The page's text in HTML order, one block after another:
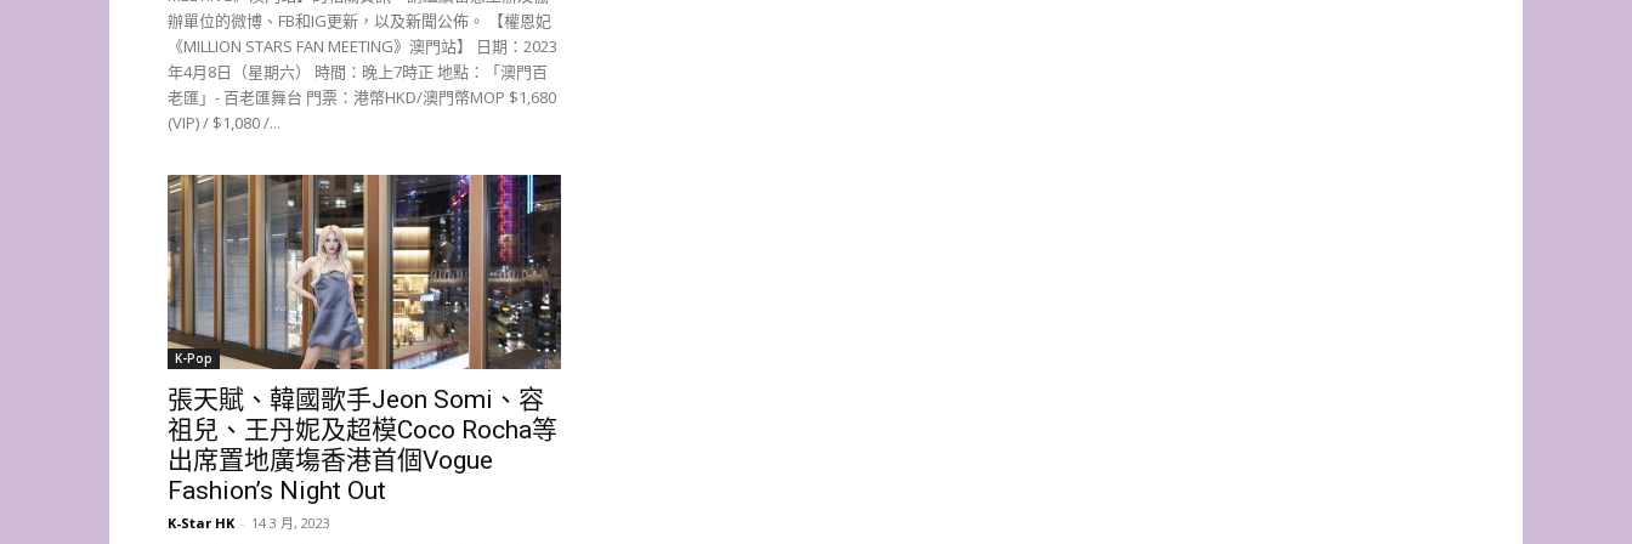
辦單位的微博、FB和IG更新，以及新聞公佈。 【權恩妃
《MILLION STARS FAN MEETING》澳門站】 日期：2023
年4月8日（星期六） 時間：晚上7時正 地點：「澳門百
老匯」- 百老匯舞台 門票：港幣HKD/澳門幣MOP $1,680
(VIP) / $1,080 /...
K-Pop
張天賦、韓國歌手Jeon Somi、容
祖兒、王丹妮及超模Coco Rocha等
出席置地廣塲香港首個Vogue
Fashion’s Night Out
K-Star HK - 14 3 月, 2023